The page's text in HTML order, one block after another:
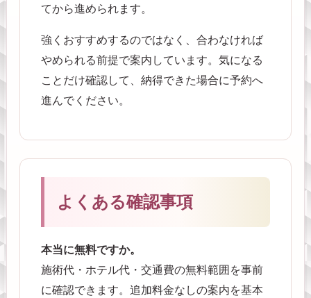
てから進められます。
強くおすすめするのではなく、合わなければ
やめられる前提で案内しています。気になる
ことだけ確認して、納得できた場合に予約へ
進んでください。
よくある確認事項
本当に無料ですか。
施術代・ホテル代・交通費の無料範囲を事前
に確認できます。追加料金なしの案内を基本